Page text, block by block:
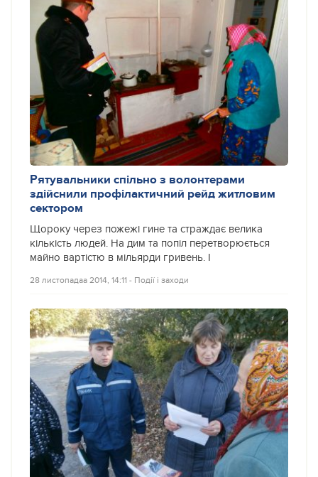
Рятувальники спільно з волонтерами
здійснили профілактичний рейд житловим
сектором
Щороку через пожежі гине та страждає велика
кількість людей. На дим та попіл перетворюється
майно вартістю в мільярди гривень. І
28 листопадаа 2014, 14:11 ‐ Події і заходи